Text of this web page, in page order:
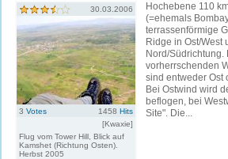
30.03.2006
3 Votes 1458 Hits
[Kwaxie]
Flug vom Tower Hill, Blick auf
Kamshet (Richtung Osten).
Herbst 2005
Hochebene 110
(=ehemals
terrassenförmige
Ridge in Ost/West
Nord/Südrichtung.
vorherrschenden
sind entweder Ost
Bei Ostwind wird
beflogen, bei
Site". Die...